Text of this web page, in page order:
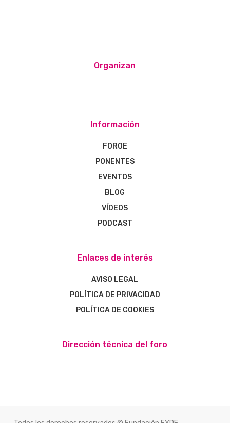
Organizan
Información
FOROE
PONENTES
EVENTOS
BLOG
VÍDEOS
PODCAST
Enlaces de interés
AVISO LEGAL
POLÍTICA DE PRIVACIDAD
POLÍTICA DE COOKIES
Dirección técnica del foro